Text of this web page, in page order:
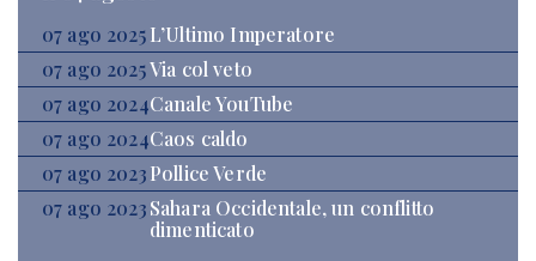
07 ago 2025 L’Ultimo Imperatore
07 ago 2025Via col veto
07 ago 2024Canale YouTube
07 ago 2024Caos caldo
07 ago 2023Pollice Verde
07 ago 2023Sahara Occidentale, un conflitto
dimenticato